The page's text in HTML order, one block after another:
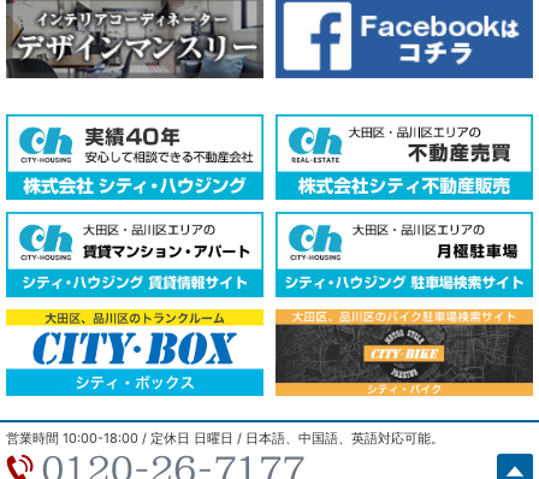
COPYRIGHT © 2018 - 2026 cityhousing Co.,LTD. ALL RIGHTS
RESERVED.
営業時間 10:00-18:00 / 定休日 日曜日 / 日本語、中国語、英語対応可能。